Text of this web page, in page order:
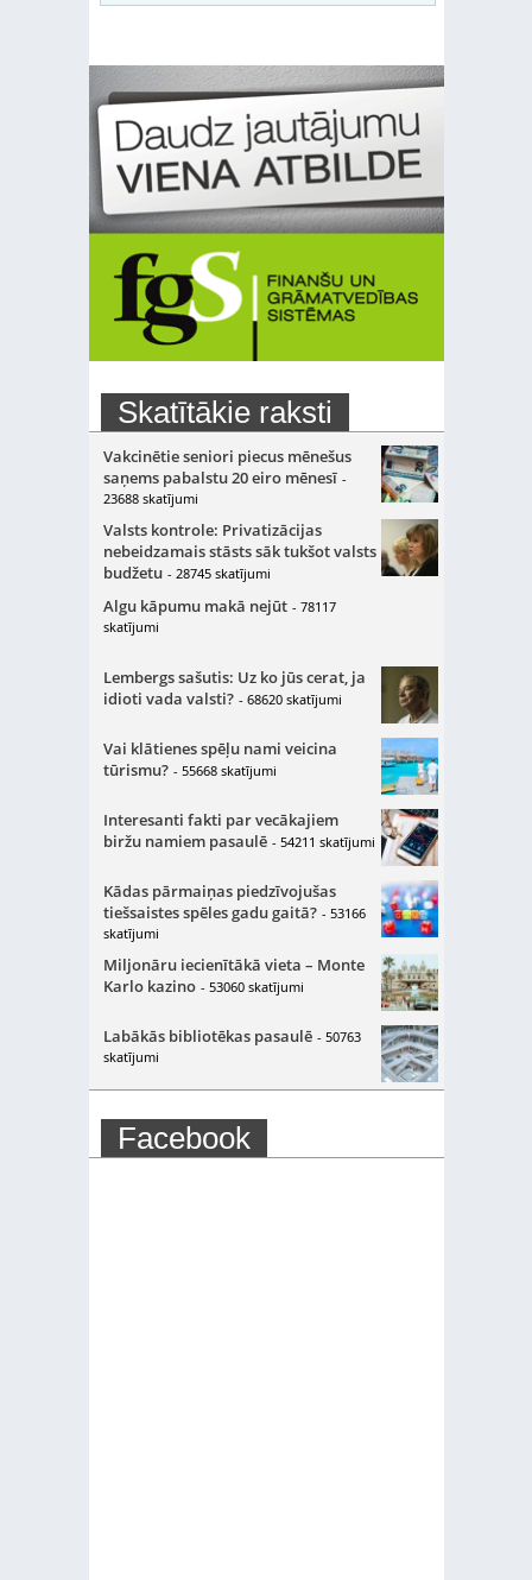
Skatītākie raksti
Vakcinētie seniori piecus mēnešus
saņems pabalstu 20 eiro mēnesī -
23688 skatījumi
Valsts kontrole: Privatizācijas
nebeidzamais stāsts sāk tukšot valsts
budžetu - 28745 skatījumi
Algu kāpumu makā nejūt - 78117
skatījumi
Lembergs sašutis: Uz ko jūs cerat, ja
idioti vada valsti? - 68620 skatījumi
Vai klātienes spēļu nami veicina
tūrismu? - 55668 skatījumi
Interesanti fakti par vecākajiem
biržu namiem pasaulē - 54211 skatījumi
Kādas pārmaiņas piedzīvojušas
tiešsaistes spēles gadu gaitā? - 53166
skatījumi
Miljonāru iecienītākā vieta – Monte
Karlo kazino - 53060 skatījumi
Labākās bibliotēkas pasaulē - 50763
skatījumi
Facebook